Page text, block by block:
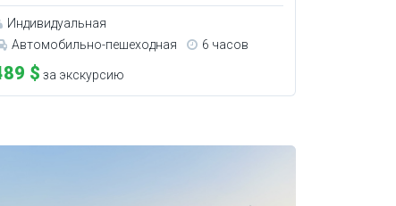
Индивидуальная
Автомобильно-пешеходная
6 часов
$ за экскурсию